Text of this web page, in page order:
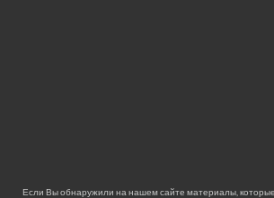
Если Вы обнаружили на нашем сайте материалы,